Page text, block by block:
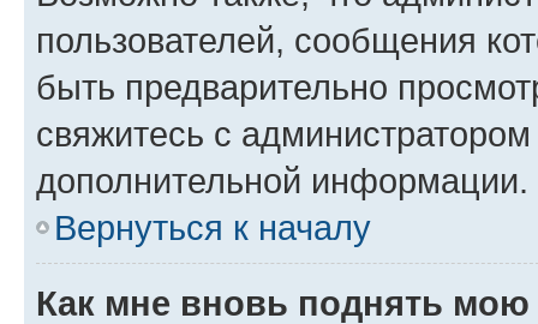
пользователей, сообщения
быть предварительно
свяжитесь с
дополнительной информации.
Вернуться к началу
Как мне вновь поднять мою